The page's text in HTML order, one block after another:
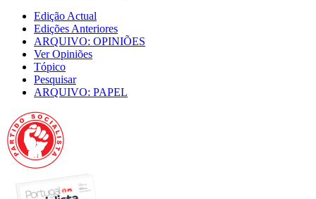
Edição Actual
Edições Anteriores
ARQUIVO: OPINIÕES
Ver Opiniões
Tópico
Pesquisar
ARQUIVO: PAPEL